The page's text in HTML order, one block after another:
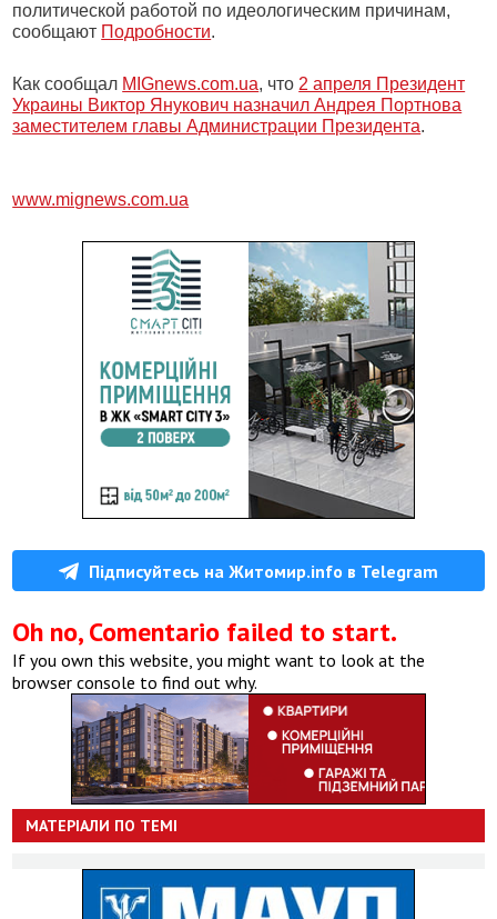
политической работой по идеологическим причинам,
сообщают Подробности.
Как сообщал MIGnews.com.ua, что 2 апреля Президент
Украины Виктор Янукович назначил Андрея Портнова
заместителем главы Администрации Президента.
www.mignews.com.ua
Підписуйтесь на Житомир.info в Telegram
Oh no, Comentario failed to start.
If you own this website, you might want to look at the
browser console to find out why.
МАТЕРІАЛИ ПО ТЕМІ